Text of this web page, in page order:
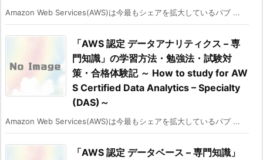
Amazon Web Services(AWS)は今最もシェアを拡大しているパブ ...
「AWS 認定 データアナリティクス – 専
門知識」の学習方法・勉強法・試験対
策・合格体験記 ～ How to study for AW
S Certified Data Analytics – Specialty
(DAS)～
Amazon Web Services(AWS)は今最もシェアを拡大しているパブ ...
「AWS 認定 データベース – 専門知識」